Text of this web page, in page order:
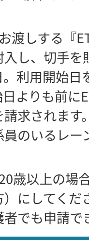
渡しする『
し、切手を
利用開始
よりも前に
求されます
のいるレー
歳以上の場
）にしてく
でも申請で